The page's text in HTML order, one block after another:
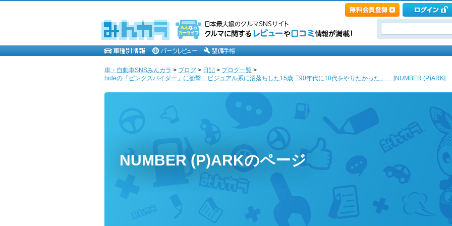
車・自動車SNSみんカラ > ブログ > 日記 > ブログ一覧 >
hideの「ピンクスパイダー」に衝撃 ビジュアル系に沼落ちした15歳「90年代に10代をやりたかった」 [NUMBER (P)ARK]
NUMBER (P)ARKのページ